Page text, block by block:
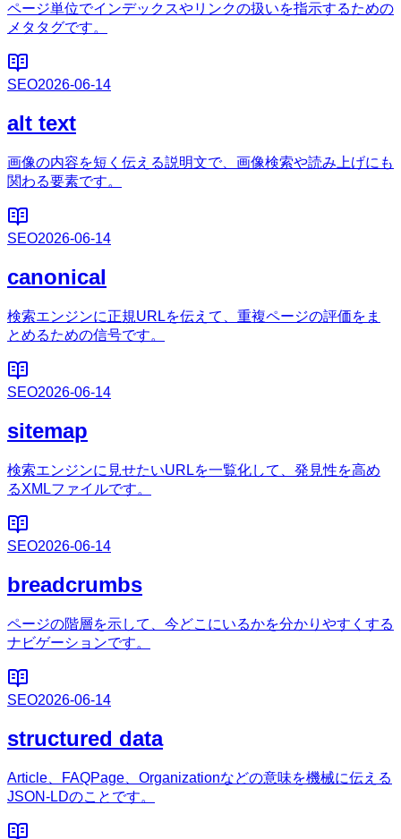
ページ単位でインデックスやリンクの扱いを指示するための
メタタグです。
SEO2026-06-14
alt text
画像の内容を短く伝える説明文で、画像検索や読み上げにも
関わる要素です。
SEO2026-06-14
canonical
検索エンジンに正規URLを伝えて、重複ページの評価をま
とめるための信号です。
SEO2026-06-14
sitemap
検索エンジンに見せたいURLを一覧化して、発見性を高め
るXMLファイルです。
SEO2026-06-14
breadcrumbs
ページの階層を示して、今どこにいるかを分かりやすくする
ナビゲーションです。
SEO2026-06-14
structured data
Article、FAQPage、Organizationなどの意味を機械に伝える
JSON-LDのことです。